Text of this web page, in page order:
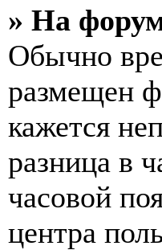
» На
Обычно
размещен
кажется
разница в
часовой
центра